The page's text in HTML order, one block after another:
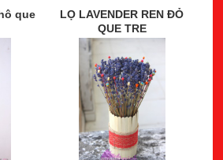
que
LỌ LAVENDER REN ĐỎ
QUE TRE